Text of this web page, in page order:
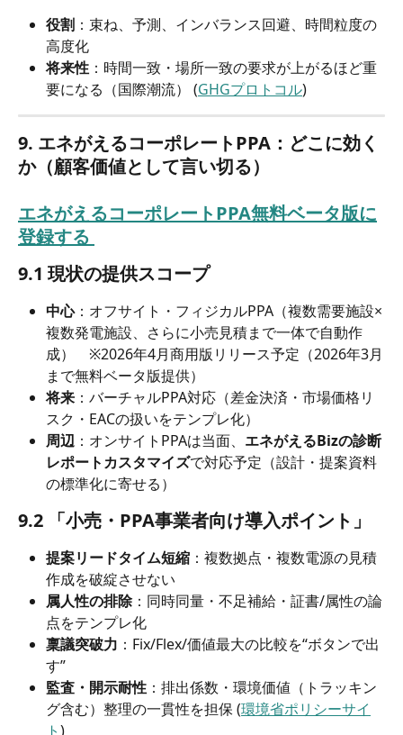
役割 ：束ね、予測、インバランス回避、時間粒度の
高度化
将来性 ：時間一致・場所一致の要求が上がるほど重
要になる（国際潮流） (GHGプロトコル)
9. エネがえるコーポレートPPA：どこに効く
か（顧客価値として言い切る）
エネがえるコーポレートPPA無料ベータ版に
登録する
9.1 現状の提供スコープ
中心：オフサイト・フィジカルPPA（複数需要施設×
複数発電施設、さらに小売見積まで一体で自動作
成）　※2026年4月商用版リリース予定（2026年3月
まで無料ベータ版提供）
将来 ：バーチャルPPA対応（差金決済・市場価格リ
スク・EACの扱いをテンプレ化）
周辺 ：オンサイトPPAは当面、 エネがえるBizの診断
レポートカスタマイズで対応予定（設計・提案資料
の標準化に寄せる）
9.2 「小売・PPA事業者向け導入ポイント」
提案リードタイム短縮 ：複数拠点・複数電源の見積
作成を破綻させない
属人性の排除：同時同量・不足補給・証書/属性の論
点をテンプレ化
稟議突破力 ：Fix/Flex/価値最大の比較を“ボタンで出
す”
監査・開示耐性 ：排出係数・環境価値（トラッキン
グ含む）整理の一貫性を担保 (環境省ポリシーサイ
ト)